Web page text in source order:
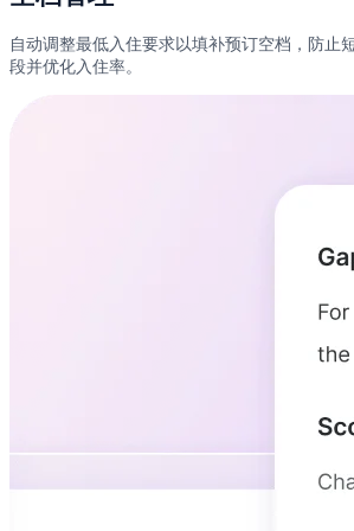
自动调整最低入住要求以填补预订空档，防止
段并优化入住率。